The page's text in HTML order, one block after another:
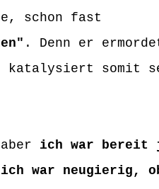
schon fast
. Denn er
katalysiert somit
ich war bereit
ich war neugierig,